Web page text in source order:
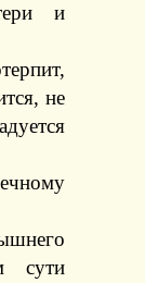
и
не
сути